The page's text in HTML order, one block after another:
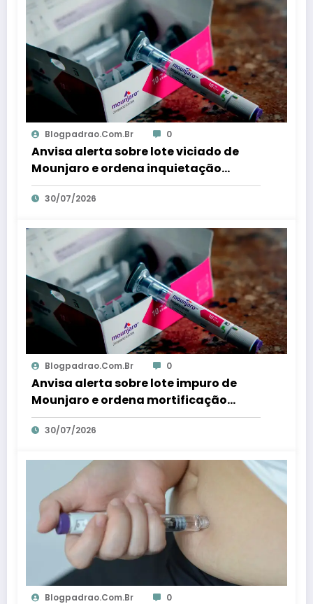
Blogpadrao.com.br 0
Anvisa alerta sobre lote viciado de
Mounjaro e ordena inquietação
imediata – Em Dia ES
30/07/2026
Blogpadrao.com.br 0
Anvisa alerta sobre lote impuro de
Mounjaro e ordena mortificação
imediata – Em Dia ES
30/07/2026
Blogpadrao.com.br 0